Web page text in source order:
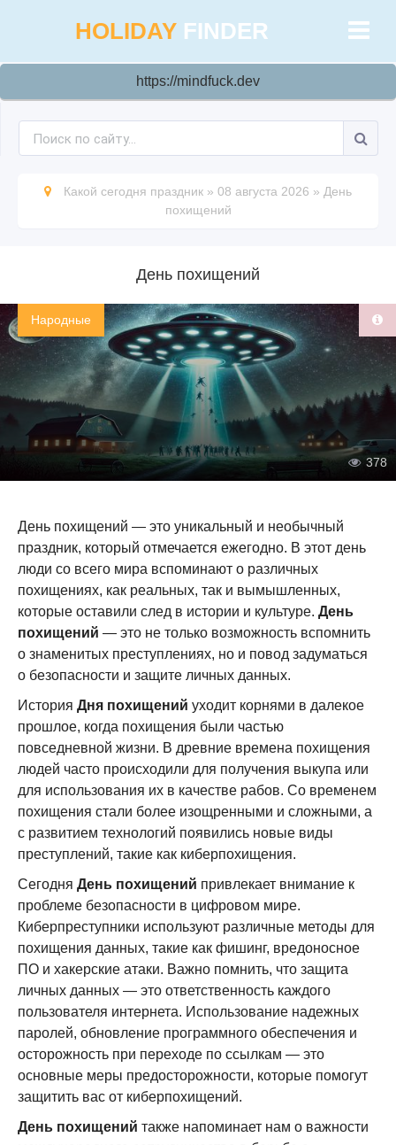
HOLIDAY FINDER
https://mindfuck.dev
Какой сегодня праздник » 08 августа 2026 » День
похищений
День похищений
Народные
378
День похищений — это уникальный и необычный
праздник, который отмечается ежегодно. В этот день
люди со всего мира вспоминают о различных
похищениях, как реальных, так и вымышленных,
которые оставили след в истории и культуре. День
похищений — это не только возможность вспомнить
о знаменитых преступлениях, но и повод задуматься
о безопасности и защите личных данных.
История Дня похищений уходит корнями в далекое
прошлое, когда похищения были частью
повседневной жизни. В древние времена похищения
людей часто происходили для получения выкупа или
для использования их в качестве рабов. Со временем
похищения стали более изощренными и сложными, а
с развитием технологий появились новые виды
преступлений, такие как киберпохищения.
Сегодня День похищений привлекает внимание к
проблеме безопасности в цифровом мире.
Киберпреступники используют различные методы для
похищения данных, такие как фишинг, вредоносное
ПО и хакерские атаки. Важно помнить, что защита
личных данных — это ответственность каждого
пользователя интернета. Использование надежных
паролей, обновление программного обеспечения и
осторожность при переходе по ссылкам — это
основные меры предосторожности, которые помогут
защитить вас от киберпохищений.
День похищений также напоминает нам о важности